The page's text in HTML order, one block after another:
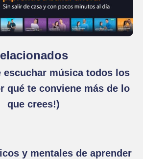
escuchar música todos los
qué te conviene más de lo
que crees!)
y mentales de aprender